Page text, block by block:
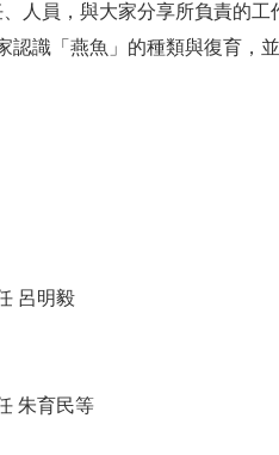
人員，與大家分享所負責的工
認識「燕魚」的種類與復育，
呂明毅
朱育民等